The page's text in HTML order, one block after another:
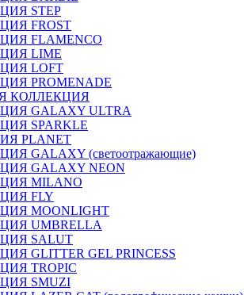
STEP
FROST
FLAMENCO
LIME
LOFT
PROMENADE
КОЛЛЕКЦИЯ
GALAXY ULTRA
SPARKLE
PLANET
GALAXY (светоотражающие)
GALAXY NEON
MILANO
FLY
MOONLIGHT
UMBRELLA
SALUT
GLITTER GEL PRINCESS
TROPIC
SMUZI